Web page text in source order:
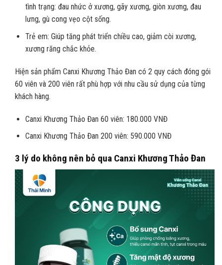
tình trạng: đau nhức ở xương, gãy xương, giòn xương, đau
lưng, gù cong vẹo cột sống.
Trẻ em: Giúp tăng phát triển chiều cao, giảm còi xương,
xương răng chắc khỏe.
Hiện sản phẩm Canxi Khương Thảo Đan có 2 quy cách đóng gói
60 viên và 200 viên rất phù hợp với nhu cầu sử dụng của từng
khách hàng.
Canxi Khương Thảo Đan 60 viên: 180.000 VNĐ
Canxi Khương Thảo Đan 200 viên: 590.000 VNĐ
3 lý do không nên bỏ qua Canxi Khương Thảo Đan